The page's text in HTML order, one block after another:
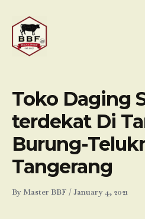
content
Toko Daging
terdekat Di
Burung-
Tangerang
By Master BBF /January 4, 2021